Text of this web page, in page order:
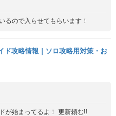
るので入らせてもらいます！
ド攻略情報｜ソロ攻略用対策・お
が始まってるよ！ 更新頼む!!